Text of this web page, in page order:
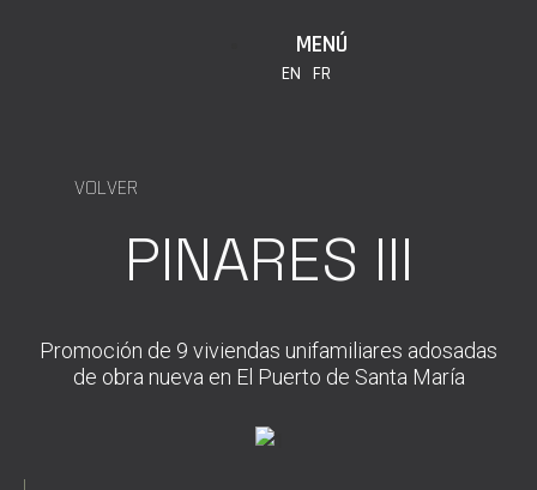
MENÚ
EN FR
VOLVER
PINARES III
Promoción de 9 viviendas unifamiliares adosadas
de obra nueva en El Puerto de Santa María